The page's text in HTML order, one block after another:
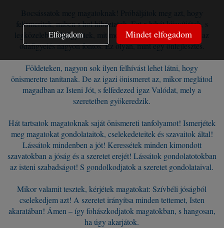
Bocsássatok meg magatoknak! Próbáljátok meg azt, hogy
felismeritek, miben s hol hibáztatok. Ezt a hibát kijavítjátok, s
legközelebb odafigyeltek, mit mondtok, cselekedtek. Ezért, az
odafigyelés nagyon fontos. Ez olyan, mint egy önfejlesztés.
Földeteken, nagyon sok ilyen felhívást lehet látni, hogy
önismeretre tanítanak. De az igazi önismeret az, mikor meglátod
magadban az Isteni Jót, s felfedezed igaz Valódat, mely a
szeretetben gyökeredzik.
Hát tartsatok magatoknak saját önismereti tanfolyamot! Ismerjétek
meg magatokat gondolataitok, cselekedeteitek és szavaitok által!
Lássátok mindenben a jót! Keressétek minden kimondott
szavatokban a jóság és a szeretet erejét! Lássátok gondolatotokban
az isteni szabadságot! S gondolkodjatok a szeretet gondolataival.
Mikor valamit tesztek, kérjétek magatokat: Szívbéli jóságból
cselekedjem azt! A szeretet irányítsa minden tettemet, Isten
akaratában! Ámen – így fohászkodjatok magatokban, s hangosan,
ha úgy akarjátok.
Elfogadom Mindet elfogadom